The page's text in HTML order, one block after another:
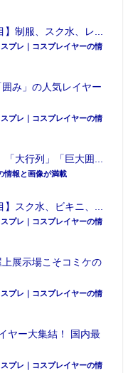
】制服、スク水、レ...
スプレ｜コスプレイヤーの情
囲み」の人気レイヤー
スプレ｜コスプレイヤーの情
「大行列」「巨大囲...
情報と画像が満載
】スク水、ビキニ、...
スプレ｜コスプレイヤーの情
上展示場こそコミケの
スプレ｜コスプレイヤーの情
ヤー大集結！ 国内最
スプレ｜コスプレイヤーの情